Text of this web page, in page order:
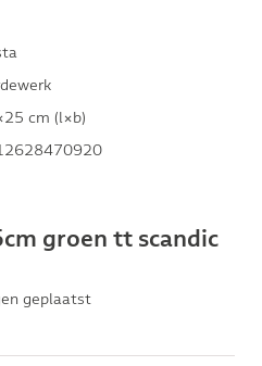
cm (l×b)
groen tt scandic
geplaatst